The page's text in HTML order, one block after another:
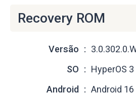
Recovery ROM
Versão
SO
HyperOS 3
Android
Android 16